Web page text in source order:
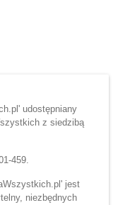
udostępniany
z siedzibą
459.
jest
niezbędnych